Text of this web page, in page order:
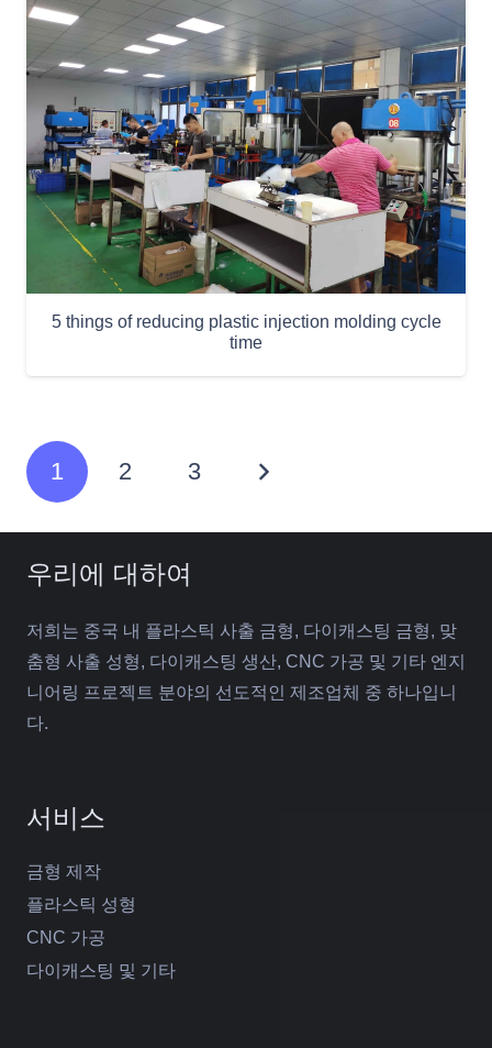
5 things of reducing plastic injection molding cycle
time
1 2 3
우리에 대하여
저희는 중국 내 플라스틱 사출 금형, 다이캐스팅 금형, 맞
춤형 사출 성형, 다이캐스팅 생산, CNC 가공 및 기타 엔지
니어링 프로젝트 분야의 선도적인 제조업체 중 하나입니
다.
서비스
금형 제작
플라스틱 성형
CNC 가공
다이캐스팅 및 기타